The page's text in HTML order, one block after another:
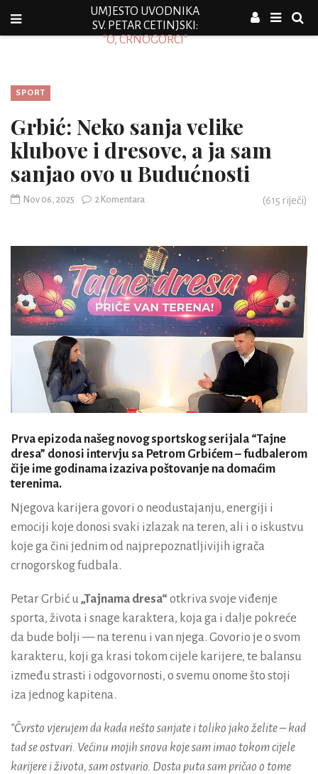
UMJESTO UVODNIKA
SV. PETAR CETINJSKI:
"O, CRNOGORCI"
SPORT
Grbić: Neko sanja velike
klubove i dresove, a ja sam
sanjao ovo u Budućnosti
Nov 06, 2025 2 Komentara (615 riječi)
Prva epizoda našeg novog sportskog serijala “Tajne
dresa” donosi intervju sa Petrom Grbićem – fudbalerom
čije ime godinama izaziva poštovanje na domaćim
terenima.
Njegova karijera govori o neodustajanju, energiji i
emociji koje donosi svaki izlazak na teren, ali i o iskustvu
koje ga čini jednim od najprepoznatljivijih igrača
crnogorskog fudbala.
Petar Grbić u „Tajnama dresa“ otkriva svoje viđenje
sporta, života i snage karaktera, koja ga i dalje pokreće
da bude bolji — na terenu i van njega. Govorio je o svom
karakteru, koji ga krasi tokom cijele karijere, te balansu
između strasti i odgovornosti, o svemu onome što stoji
iza jednog kapitena.
“Čvrsto vjerujem da kada nešto sanjate i toliko jako želite – kad
tad se ostvari. Većinu mojih snova koje sam imao tokom cijele
karijere i života, sam ostvario. Dosta puta sam pričao o tome